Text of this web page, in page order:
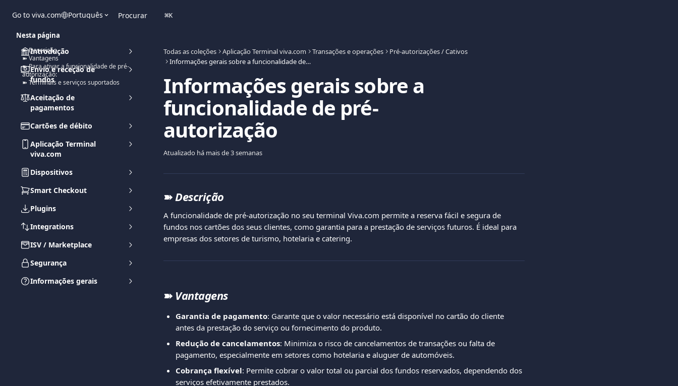
Go to viva.com Português Procurar ⌘K
Introdução
Envio e receção de
fundos
Aceitação de
pagamentos
Cartões de débito
Aplicação Terminal
viva.com
Dispositivos
Smart Checkout
Plugins
Integrations
ISV / Marketplace
Segurança
Informações gerais
Todas as coleções Aplicação Terminal viva.com Transações e operações
Pré-autorizações / Cativos
Informações gerais sobre a funcionalidade de pré-autorização
Informações gerais sobre a
funcionalidade de pré-
autorização
Atualizado há mais de 3 semanas
➽ Descrição
A funcionalidade de pré-autorização no seu terminal Viva.com permite a reserva fácil e segura de
fundos nos cartões dos seus clientes, como garantia para a prestação de serviços futuros. É ideal para
empresas dos setores de turismo, hotelaria e catering.
➽ Vantagens
Garantia de pagamento: Garante que o valor necessário está disponível no cartão do cliente
antes da prestação do serviço ou fornecimento do produto.
Redução de cancelamentos: Minimiza o risco de cancelamentos de transações ou falta de
pagamento, especialmente em setores como hotelaria e aluguer de automóveis.
Cobrança flexível: Permite cobrar o valor total ou parcial dos fundos reservados, dependendo dos
serviços efetivamente prestados.
Nesta página
➽ Descrição
➽ Vantagens
➽ Para ativar a funcionalidade de pré-
autorização:
➽ Terminais e serviços suportados